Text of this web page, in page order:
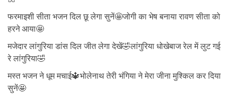
फरमाइशी सीता भजन दिल छू लेगा सुनें🤩जोगी का भेष बनाया रावण सीता को
हरने आया🤩
मजेदार लांगुरिया डांस दिल जीत लेगा देखें🤣लांगुरिया धोखेबाज रेल में लुट गई
रे लांगुरिया🤣
मस्त भजन ने धूम मचाई🔱भोलेनाथ तेरी भंगिया ने मेरा जीना मुश्किल कर दिया
सुनें🤩